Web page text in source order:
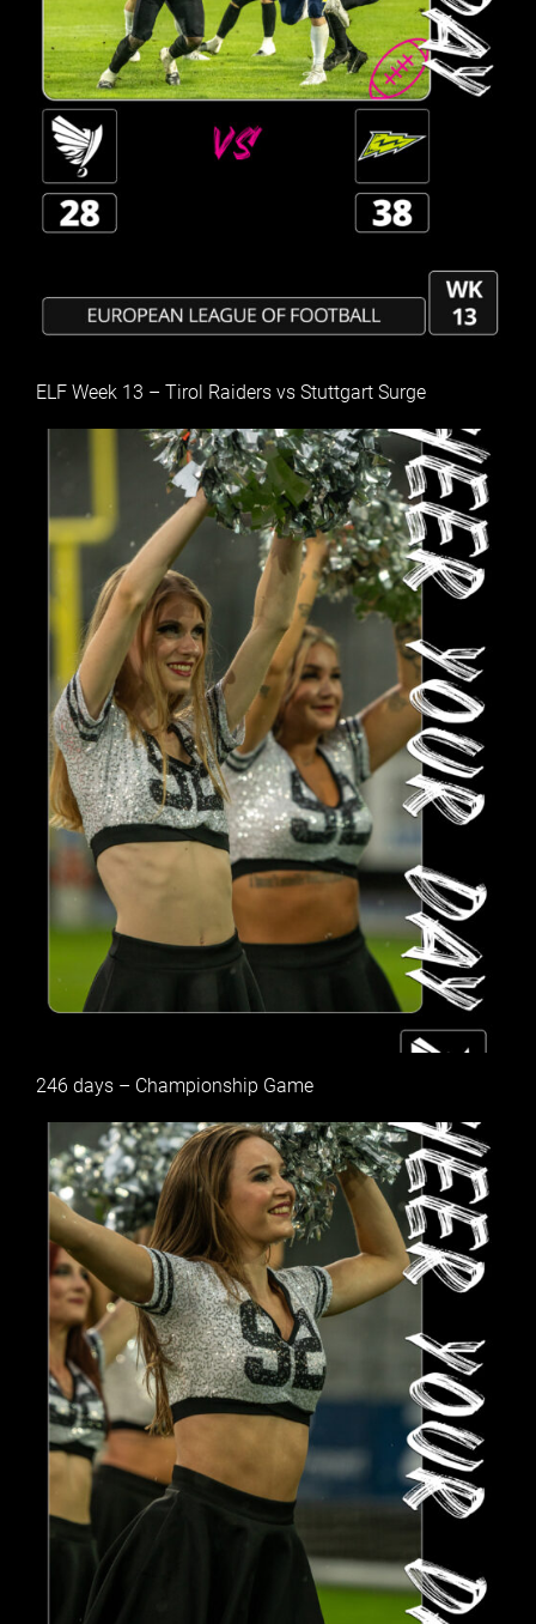
ELF Week 13 – Tirol Raiders vs Stuttgart Surge
246 days – Championship Game